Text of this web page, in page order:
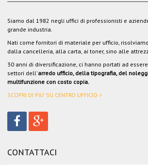
Siamo dal 1982 negli uffici di professionisti e
grande industria.
Nati come fornitori di materiale per ufficio,
dalla cancelleria, alla carta, ai toner, sino alle
30 anni di diversificazione, ci hanno portati ad
settori dell'arredo ufficio, della tipografia, del
multifunzione con costo copia.
SCOPRI DI PIU' SU CENTRO UFFICIO >
CONTATTACI